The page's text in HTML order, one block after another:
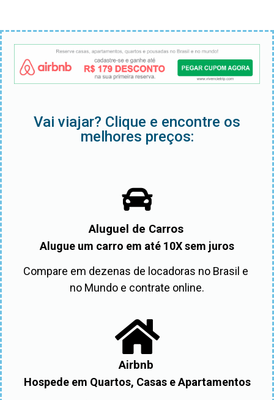
Vai viajar? Clique e encontre os
melhores preços:
Aluguel de Carros
Alugue um carro em até 10X sem juros
Compare em dezenas de locadoras no Brasil e
no Mundo e contrate online.
Airbnb
Hospede em Quartos, Casas e Apartamentos